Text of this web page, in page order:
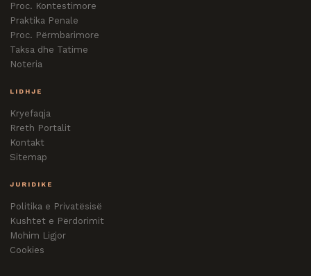
Proc. Kontestimore
Praktika Penale
Proc. Përmbarimore
Taksa dhe Tatime
Noteria
LIDHJE
Kryefaqja
Rreth Portalit
Kontakt
Sitemap
JURIDIKE
Politika e Privatësisë
Kushtet e Përdorimit
Mohim Ligjor
Cookies